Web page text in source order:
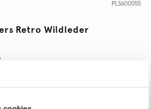
PLS600055
Retro Wildleder